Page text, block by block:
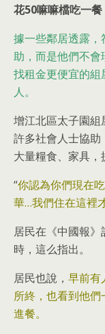
花50嘛嘛檔吃一餐
據一些鄰居透露
助，而是他們不
找租金更便宜的
人。
增江北區太子園
許多社會人士協
大量糧食、家具，
“你認為你們現在
華…我們住在這裡
居民在《中國報
時，這么指出。
居民也說， 早前有
所終，也看到他
進餐。